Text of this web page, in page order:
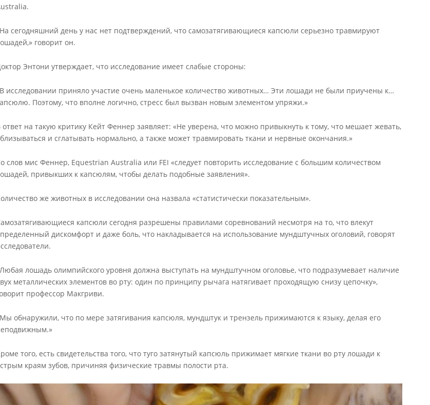
сегодняшний день у нас нет подтверждений, что самозатягивающиеся капсюли серьезно травмируют
говорит он.
Энтони утверждает, что исследование имеет слабые стороны:
исследовании приняло участие очень маленькое количество животных… Эти лошади не были приучены к…
Поэтому, что вполне логично, стресс был вызван новым элементом упряжи.»
ответ на такую критику Кейт Феннер заявляет: «Не уверена, что можно привыкнуть к тому, что мешает жевать,
и сглатывать нормально, а также может травмировать ткани и нервные окончания.»
слов мис Феннер, Equestrian Australia или FEI «следует повторить исследование с большим количеством
привыкших к капсюлям, чтобы делать подобные заявления».
же животных в исследовании она назвала «статистически показательным».
капсюли сегодня разрешены правилами соревнований несмотря на то, что влекут
дискомфорт и даже боль, что накладывается на использование мундштучных оголовий, говорят
лошадь олимпийского уровня должна выступать на мундштучном оголовье, что подразумевает наличие
металлических элементов во рту: один по принципу рычага натягивает проходящую снизу цепочку»,
профессор Макгриви.
обнаружили, что по мере затягивания капсюля, мундштук и трензель прижимаются к языку, делая его
того, есть свидетельства того, что туго затянутый капсюль прижимает мягкие ткани во рту лошади к
краям зубов, причиняя физические травмы полости рта.